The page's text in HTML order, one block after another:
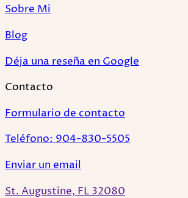
Sobre Mi
Blog
Déja una reseña en Google
Contacto
Formulario de contacto
Teléfono: 904-830-5505
Enviar un email
St. Augustine, FL 32080